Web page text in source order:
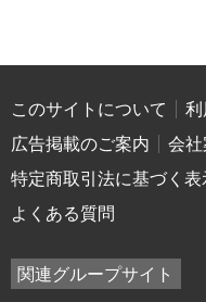
このサイトについて 利
広告掲載のご案内
会社
特定商取引法に基づく表
よくある質問
関連グループサイト